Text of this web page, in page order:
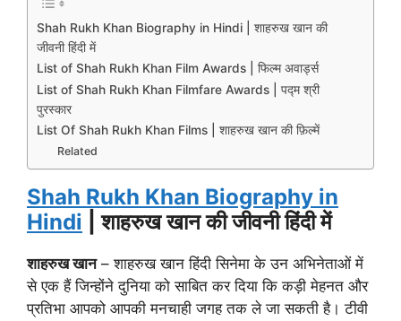
Shah Rukh Khan Biography in Hindi | शाहरुख खान की
जीवनी हिंदी में
List of Shah Rukh Khan Film Awards | फिल्म अवार्ड्स
List of Shah Rukh Khan Filmfare Awards | पद्म श्री
पुरस्कार
List Of Shah Rukh Khan Films | शाहरुख खान की फ़िल्में
Related
Shah Rukh Khan Biography in
Hindi | शाहरुख खान की जीवनी हिंदी में
शाहरुख खान– शाहरुख खान हिंदी सिनेमा के उन अभिनेताओं में
से एक हैं जिन्होंने दुनिया को साबित कर दिया कि कड़ी मेहनत और
प्रतिभा आपको आपकी मनचाही जगह तक ले जा सकती है। टीवी